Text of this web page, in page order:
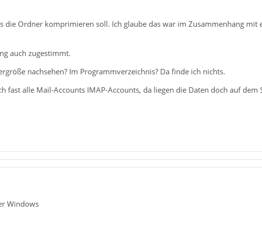
die Ordner komprimieren soll. Ich glaube das war im Zusammenhang
auch zugestimmt.
nachsehen? Im Programmverzeichnis? Da finde ich nichts.
fast alle Mail-Accounts IMAP-Accounts, da liegen die Daten doch auf dem
Windows